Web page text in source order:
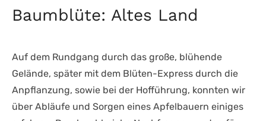
Baumblüte: Altes Land
Auf dem Rundgang durch das große, blühende
Gelände, später mit dem Blüten-Express durch die
Anpflanzung, sowie bei der Hofführung, konnten wir
über Abläufe und Sorgen eines Apfelbauern einiges